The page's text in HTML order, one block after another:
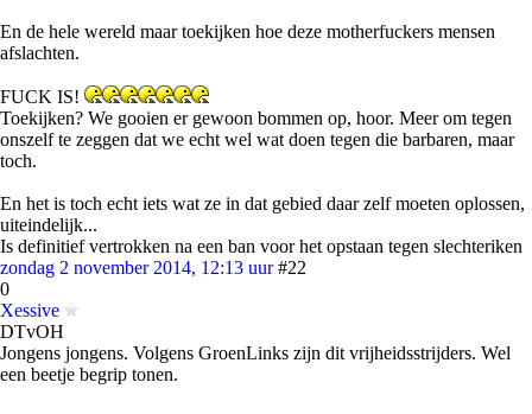
En de hele wereld maar toekijken hoe deze motherfuckers mensen
afslachten.
FUCK IS!
Toekijken? We gooien er gewoon bommen op, hoor. Meer om tegen
onszelf te zeggen dat we echt wel wat doen tegen die barbaren, maar
toch.
En het is toch echt iets wat ze in dat gebied daar zelf moeten oplossen,
uiteindelijk...
Is definitief vertrokken na een ban voor het opstaan tegen slechteriken
zondag 2 november 2014, 12:13 uur #22
0
Xessive
DTvOH
Jongens jongens. Volgens GroenLinks zijn dit vrijheidsstrijders. Wel
een beetje begrip tonen.